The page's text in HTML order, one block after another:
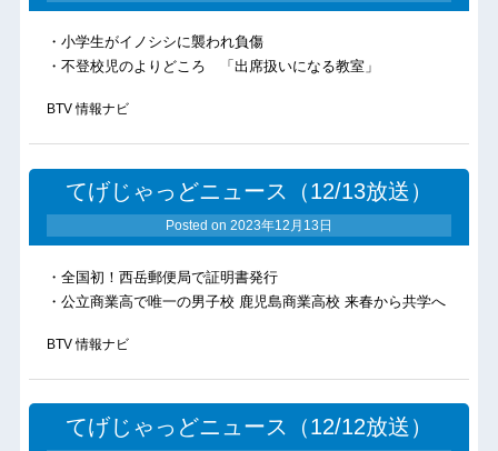
・小学生がイノシシに襲われ負傷
・不登校児のよりどころ 「出席扱いになる教室」
BTV 情報ナビ
てげじゃっどニュース（12/13放送）
Posted on 2023年12月13日
・全国初！西岳郵便局で証明書発行
・公立商業高で唯一の男子校 鹿児島商業高校 来春から共学へ
BTV 情報ナビ
てげじゃっどニュース（12/12放送）